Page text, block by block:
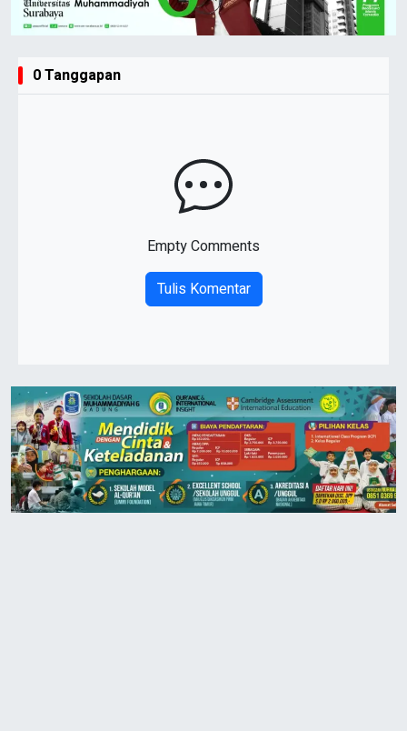
0 Tanggapan
Empty Comments
Tulis Komentar